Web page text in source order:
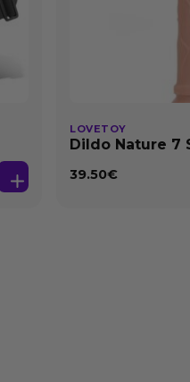
LOVETOY
Dildo Nature 7
39.50€